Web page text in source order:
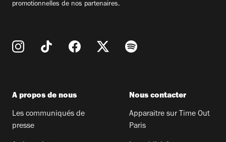
promotionnelles de nos partenaires.
A propos de nous
Les communiqués de
presse
Nous contacter
Apparaitre sur Time Out
Paris